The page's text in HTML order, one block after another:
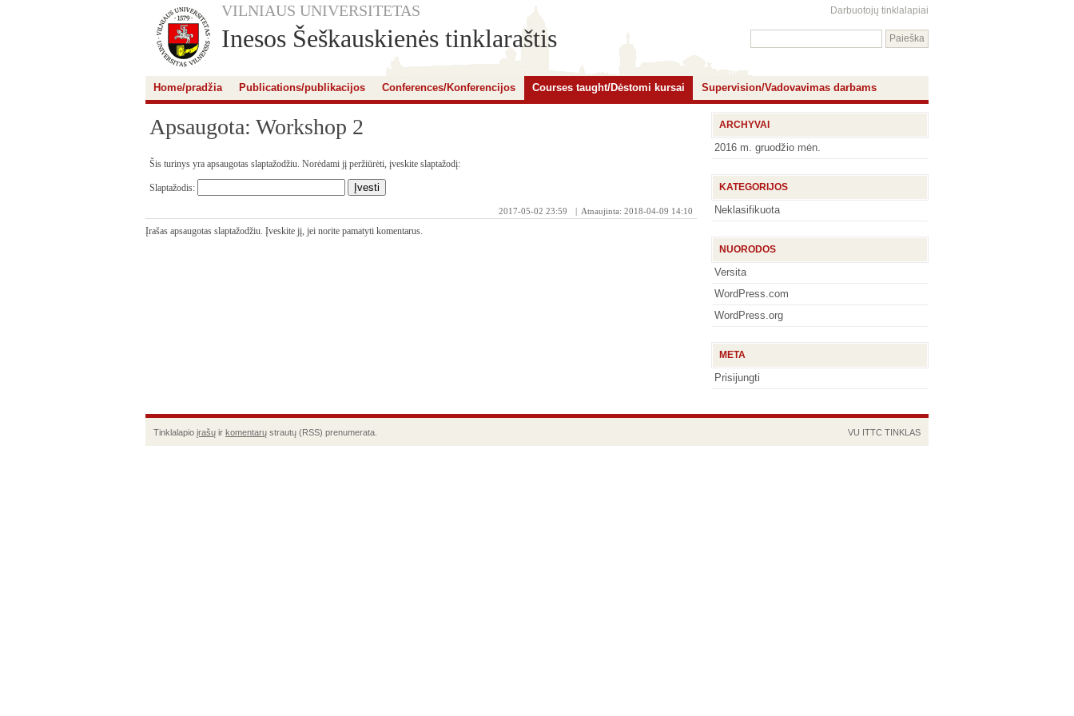
VILNIAUS UNIVERSITETAS Darbuotojų tinklalapiai
Inesos Šeškauskienės tinklaraštis
Home/pradžia Publications/publikacijos Conferences/Konferencijos Courses taught/Dėstomi kursai Supervision/Vadovavimas darbams
Apsaugota: Workshop 2
Šis turinys yra apsaugotas slaptažodžiu. Norėdami jį peržiūrėti, įveskite slaptažodį:
Slaptažodis:
| Atnaujinta: 2018-04-09 14:10
2017-05-02 23:59
Įrašas apsaugotas slaptažodžiu. Įveskite jį, jei norite pamatyti komentarus.
ARCHYVAI
2016 m. gruodžio mėn.
KATEGORIJOS
Neklasifikuota
NUORODOS
Versita
WordPress.com
WordPress.org
META
Prisijungti
Tinklalapio įrašų ir komentarų strautų (RSS) prenumerata. VU ITTC TINKLAS